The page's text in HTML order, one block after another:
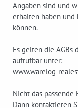
Angaben sind und
erhalten haben
können.
Es gelten die AGBs
aufrufbar unter:
www.warelog-
Nicht das passende
Dann kontaktieren